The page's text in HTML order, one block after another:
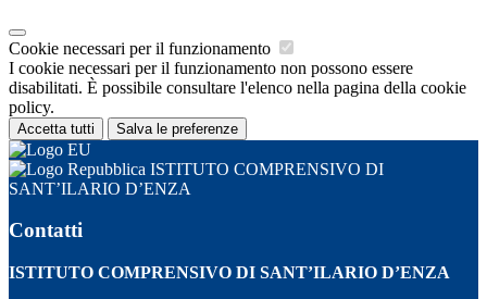
Cookie necessari per il funzionamento
I cookie necessari per il funzionamento non possono essere
disabilitati. È possibile consultare l'elenco nella pagina della cookie
policy.
Accetta tutti Salva le preferenze
ISTITUTO COMPRENSIVO DI
SANT’ILARIO D’ENZA
Contatti
ISTITUTO COMPRENSIVO DI SANT’ILARIO D’ENZA